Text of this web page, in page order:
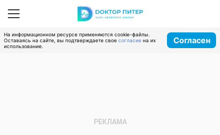
На информационном ресурсе применяются cookie-файлы.
Оставаясь на сайте, вы подтверждаете свое согласие на их
использование.
Согласен